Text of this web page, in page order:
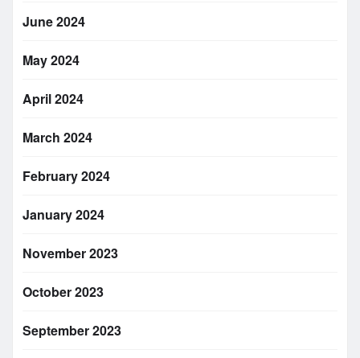
June 2024
May 2024
April 2024
March 2024
February 2024
January 2024
November 2023
October 2023
September 2023